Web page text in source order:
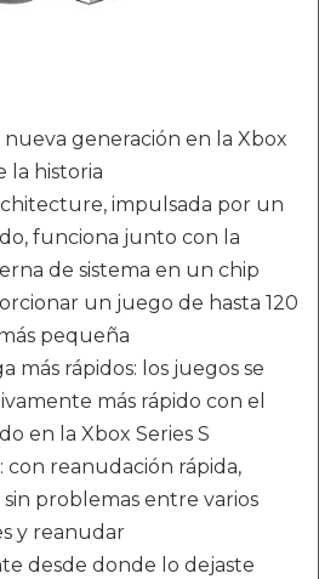
generación en la Xbox
la historia
impulsada por un
funciona junto con la
de sistema en un chip
un juego de hasta 120
pequeña
más rápidos: los juegos se
más rápido con el
en la Xbox Series S
con reanudación rápida,
problemas entre varios
y reanudar
desde donde lo dejaste